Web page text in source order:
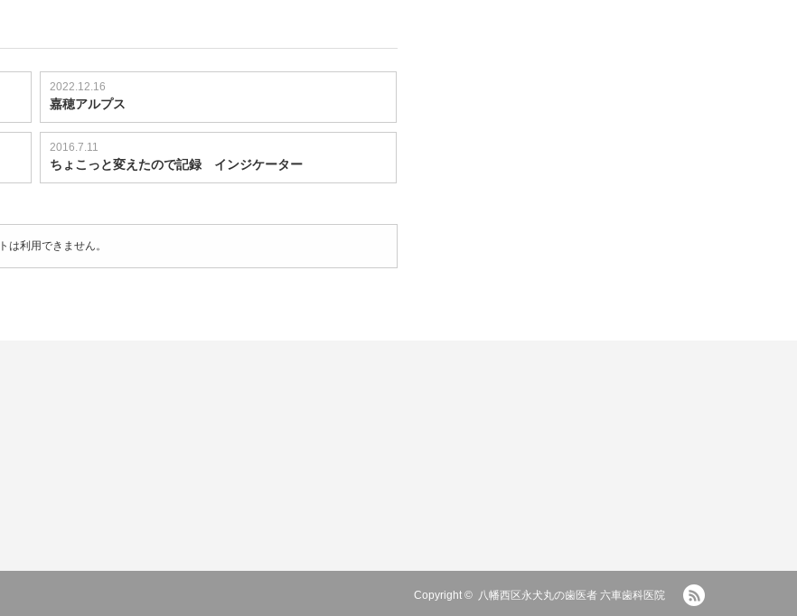
2022.12.16
嘉穂アルプス
2016.7.11
ちょこっと変えたので記録 インジケーター
は利用できません。
Copyright © 八幡西区永犬丸の歯医者 六車歯科医院